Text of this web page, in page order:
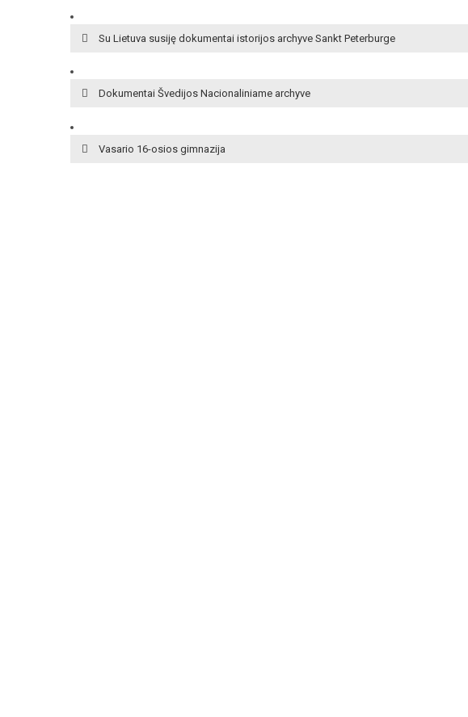
Su Lietuva susiję dokumentai istorijos archyve Sankt Peterburge
Dokumentai Švedijos Nacionaliniame archyve
Vasario 16-osios gimnazija